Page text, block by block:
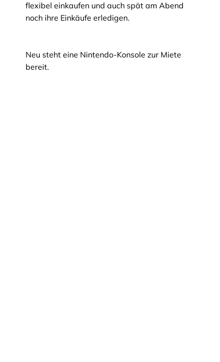
flexibel einkaufen und auch spät am Abend
noch ihre Einkäufe erledigen.
Neu steht eine Nintendo-Konsole zur Miete
bereit.